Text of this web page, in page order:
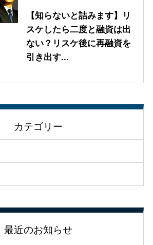
【知らないと詰みます】リ
スケしたら二度と融資は出
ない？リスケ後に再融資を
引き出す...
カテゴリー
最近のお知らせ